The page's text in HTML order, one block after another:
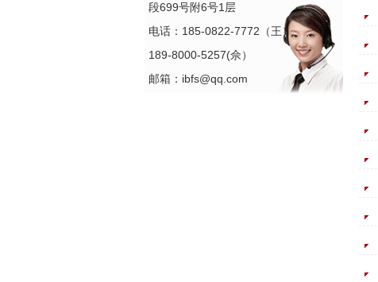
段699号附6号1层
电话：185-0822-7772（王）
189-8000-5257(佘）
邮箱：ibfs@qq.com